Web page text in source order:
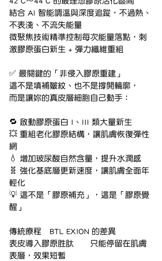
結合 AI 智能調溫與深度追蹤，不過熱、
不表淺、不流失能量
微聚焦技術精準控制每次能量落點，刺
激膠原蛋白新生 + 彈力纖維重組
✅ 最關鍵的「非侵入膠原重建」
這不是填補皺紋、也不是撐開輪廓，
而是讓妳的真皮層細胞自己動手：
🔁 啟動膠原蛋白 I、III 類大量新生
💥 重組老化膠原結構，讓肌膚恢復彈性
網
💧 增加玻尿酸自然含量，提升水潤感
🧬 強化基底層更新速度，讓肌膚全面年
輕化
💡 這不是「膠原補充」，這是「膠原覺
醒」
傳統療程	BTL EXION 的差異
表皮導入膠原胜肽	只能停留在肌膚
表層，效果短暫